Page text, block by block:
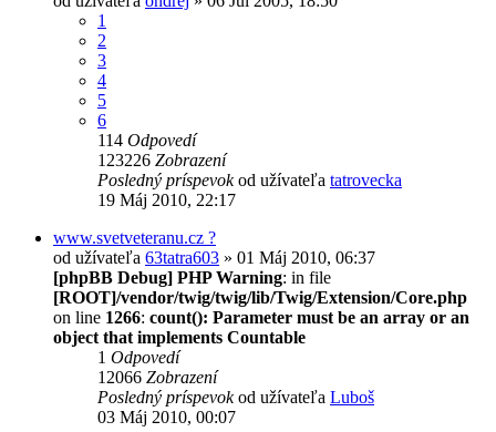
1
2
3
4
5
6
114 Odpovedí
123226 Zobrazení
Posledný príspevokod užívateľa tatrovecka
19 Máj 2010, 22:17
www.svetveteranu.cz ?
od užívateľa 63tatra603 » 01 Máj 2010, 06:37
[phpBB Debug] PHP Warning: in file
[ROOT]/vendor/twig/twig/lib/Twig/Extension/Core.php
on line 1266: count(): Parameter must be an array or an
object that implements Countable
1 Odpovedí
12066 Zobrazení
Posledný príspevokod užívateľa Luboš
03 Máj 2010, 00:07